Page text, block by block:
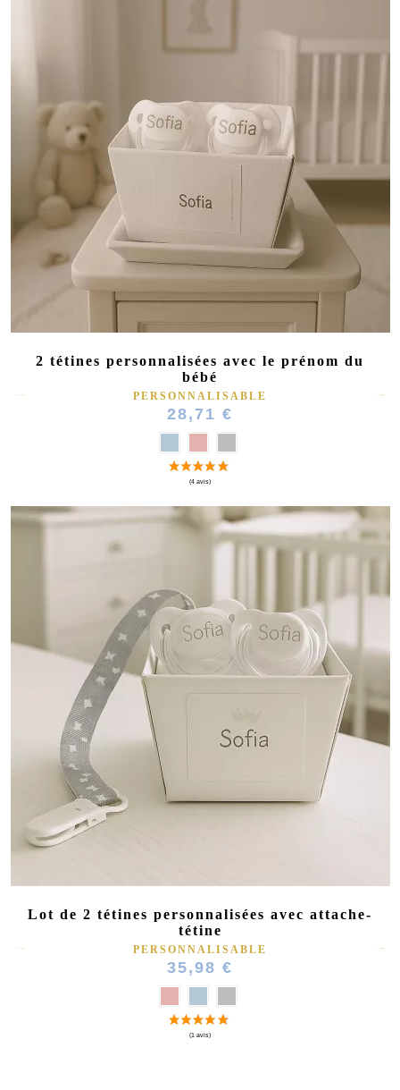
2 tétines personnalisées avec le prénom du
bébé
PERSONNALISABLE
28,71 €
Lot de 2 tétines personnalisées avec attache-
tétine
PERSONNALISABLE
35,98 €